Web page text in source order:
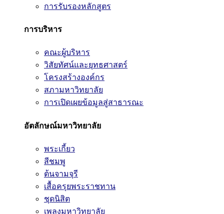
การรับรองหลักสูตร
การบริหาร
คณะผู้บริหาร
วิสัยทัศน์และยุทธศาสตร์
โครงสร้างองค์กร
สภามหาวิทยาลัย
การเปิดเผยข้อมูลสู่สาธารณะ
อัตลักษณ์มหาวิทยาลัย
พระเกี้ยว
สีชมพู
ต้นจามจุรี
เสื้อครุยพระราชทาน
ชุดนิสิต
เพลงมหาวิทยาลัย